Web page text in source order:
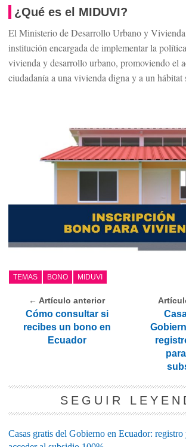
¿Qué es el MIDUVI?
El Ministerio de Desarrollo Urbano y
institución encargada de implementar la
vivienda y desarrollo urbano, promoviendo el
ciudadanía a una vivienda digna y a un hábitat
TEMAS BONO MIDUVI
← Artículo anterior
Cómo consultar si
recibes un bono en
Ecuador
SEGUIR
Casas gratis del Gobierno en Ecuador: registro